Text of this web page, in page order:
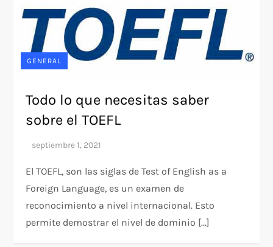
GENERAL
Todo lo que necesitas saber
sobre el TOEFL
El TOEFL, son las siglas de Test of English as a
Foreign Language, es un examen de
reconocimiento a nivel internacional. Esto
permite demostrar el nivel de dominio […]